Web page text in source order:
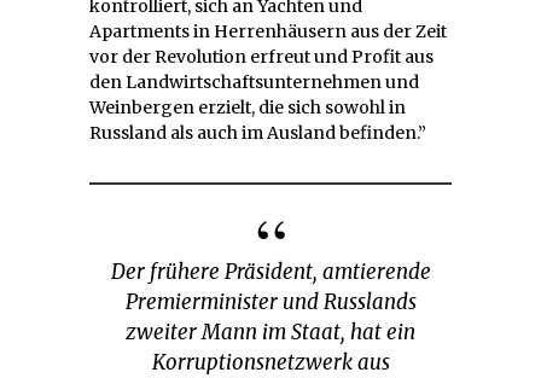
kontrolliert, sich an Yachten und
Apartments in Herrenhäusern aus der Zeit
vor der Revolution erfreut und Profit aus
den Landwirtschaftsunternehmen und
Weinbergen erzielt, die sich sowohl in
Russland als auch im Ausland befinden.”
Der frühere Präsident, amtierende
Premierminister und Russlands
zweiter Mann im Staat, hat ein
Korruptionsnetzwerk aus